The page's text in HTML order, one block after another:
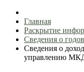
Главная
Раскрытие
Сведения о
Сведения о
управлению